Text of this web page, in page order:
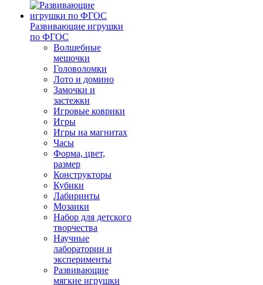
Развивающие игрушки
по ФГОС
Волшебные
мешочки
Головоломки
Лото и домино
Замочки и
застежки
Игровые коврики
Игры
Игры на магнитах
Часы
Форма, цвет,
размер
Конструкторы
Кубики
Лабиринты
Мозаики
Набор для детского
творчества
Научные
лаборатории и
эксперименты
Развивающие
мягкие игрушки